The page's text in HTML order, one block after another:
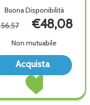
Buona Disponibilità
€48,08
Non mutuabile
Acquista
Acquista
SX
1 alla